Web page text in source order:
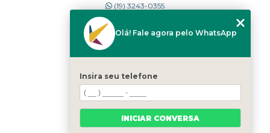
(19) 3243-0355
cravestak@gmail.com
QUEM SOMOS
PORTFÓLIO
DÚVIDAS FREQUENTES
CONTATO
Olá! Fale agora pelo WhatsApp
Insira seu telefone
INICIAR CONVERSA